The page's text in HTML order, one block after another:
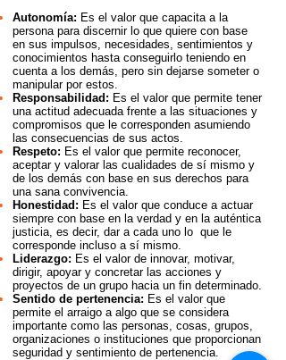
Autonomía: Es el valor que capacita a la
persona para discernir lo que quiere con base
en sus impulsos, necesidades, sentimientos y
conocimientos hasta conseguirlo teniendo en
cuenta a los demás, pero sin dejarse someter o
manipular por estos.
Responsabilidad: Es el valor que permite tener
una actitud adecuada frente a las situaciones y
compromisos que le corresponden asumiendo
las consecuencias de sus actos.
Respeto: Es el valor que permite reconocer,
aceptar y valorar las cualidades de sí mismo y
de los demás con base en sus derechos para
una sana convivencia.
Honestidad: Es el valor que conduce a actuar
siempre con base en la verdad y en la auténtica
justicia, es decir, dar a cada uno lo que le
corresponde incluso a sí mismo.
Liderazgo: Es el valor de innovar, motivar,
dirigir, apoyar y concretar las acciones y
proyectos de un grupo hacia un fin determinado.
Sentido de pertenencia: Es el valor que
permite el arraigo a algo que se considera
importante como las personas, cosas, grupos,
organizaciones o instituciones que proporcionan
seguridad y sentimiento de pertenencia.